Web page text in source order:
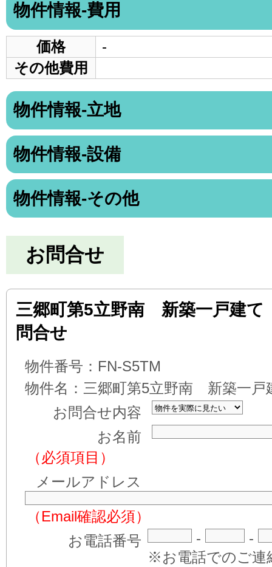
物件情報-費用
価格
-
その他費用
物件情報-立地
物件情報-設備
物件情報-その他
お問合せ
三郷町第5立野南 新築一戸建
問合せ
物件番号： FN-S5TM
物件名： 三郷町第5立野南 新築一
お問合せ内容
お名前
（必須項目）
メールアドレス
（Email確認必須）
お電話番号
-
-
※お電話でのご連